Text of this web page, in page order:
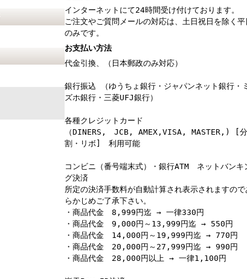
インターネットにて24時間受け付けております。
ご注文やご質問メールの対応は、土日祝日を除く平
のみです。
お支払い方法
代金引換、（日本郵政のみ対応）
銀行振込 （ゆうちょ銀行・ジャパンネット銀行・ミ
ズホ銀行・三菱UFJ銀行）
各種クレジットカード
（DINERS, JCB, AMEX,VISA, MASTER,) [分
割・リボ] 利用可能
コンビニ（番号端末式）・銀行ATM ネットバンキ
グ決済
所定の決済手数料が自動計算され表示されますので
らかじめご了承下さい。
・商品代金 8,999円迄 → 一律330円
・商品代金 9,000円～13,999円迄 → 550円
・商品代金 14,000円～19,999円迄 → 770円
・商品代金 20,000円～27,999円迄 → 990円
・商品代金 28,000円以上 → 一律1,100円